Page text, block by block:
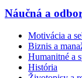
Náučná a
Motivácia a
Biznis a
Humanitné a
História